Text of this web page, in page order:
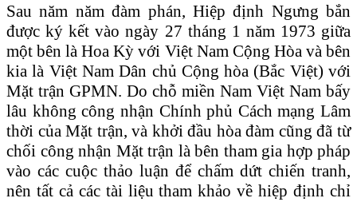
Sau năm năm đàm phán, Hiệp định Ngưng bắn
được ký kết vào ngày 27 tháng 1 năm 1973 giữa
một bên là Hoa Kỳ với Việt Nam Cộng Hòa và bên
kia là Việt Nam Dân chủ Cộng hòa (Bắc Việt) với
Mặt trận GPMN. Do chỗ miền Nam Việt Nam bấy
lâu không công nhận Chính phủ Cách mạng Lâm
thời của Mặt trận, và khởi đầu hòa đàm cũng đã từ
chối công nhận Mặt trận là bên tham gia hợp pháp
vào các cuộc thảo luận để chấm dứt chiến tranh,
nên tất cả các tài liệu tham khảo về hiệp định chỉ